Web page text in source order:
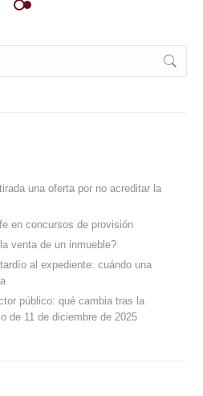
una oferta por no acreditar la
en concursos de provisión
venta de un inmueble?
al expediente: cuándo una
público: qué cambia tras la
de 11 de diciembre de 2025